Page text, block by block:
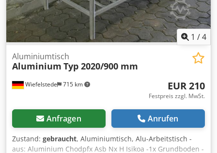
1 /4
Wiefelstede 715 km
Aluminiumtisch
Aluminium Typ 2020/900 mm
EUR 210
Festpreis zzgl. MwSt.
Anfragen Anrufen
Zustand: gebraucht, Aluminiumtisch, Alu-Arbeitstisch -
aus: Aluminium Chodpfx Asb Nx H Isikoa -1x Grundboden -